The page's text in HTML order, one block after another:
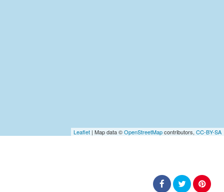
Leaflet | Map data ©OpenStreetMapcontributors, CC-BY-SA